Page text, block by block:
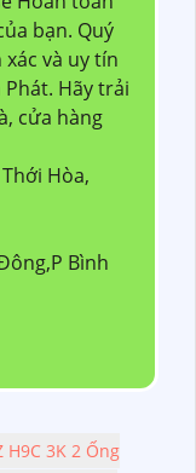
bạn. Quý
và uy tín
Hãy trải
cửa hàng
Hòa,
Bình
H9C 3K 2 Ống